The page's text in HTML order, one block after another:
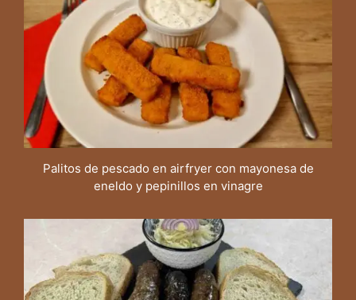
Palitos de pescado en airfryer con mayonesa de
eneldo y pepinillos en vinagre